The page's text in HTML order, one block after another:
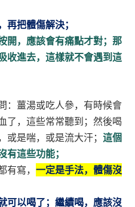
把體傷解決；
開，應該會有痛點才對；那
收進去，這樣就不會遇到這
：薑湯或吃人參，有時候會
了，這些常常聽到；然後喝
是喘，或是流大汗； 這個
這些功能；
寫， 一定是手法，體傷沒
可以喝了；繼續喝，應該沒